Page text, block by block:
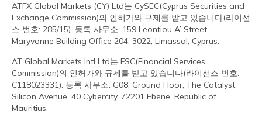
ATFX Global Markets (CY) Ltd는 CySEC(Cyprus Securities and
Exchange Commission)의 인허가와 규제를 받고 있습니다(라이선
스 번호: 285/15). 등록 사무소: 159 Leontiou A’ Street,
Maryvonne Building Office 204, 3022, Limassol, Cyprus.
AT Global Markets Intl Ltd는 FSC(Financial Services
Commission)의 인허가와 규제를 받고 있습니다(라이선스 번호:
C118023331). 등록 사무소: G08, Ground Floor, The Catalyst,
Silicon Avenue, 40 Cybercity, 72201 Ebène, Republic of
Mauritius.